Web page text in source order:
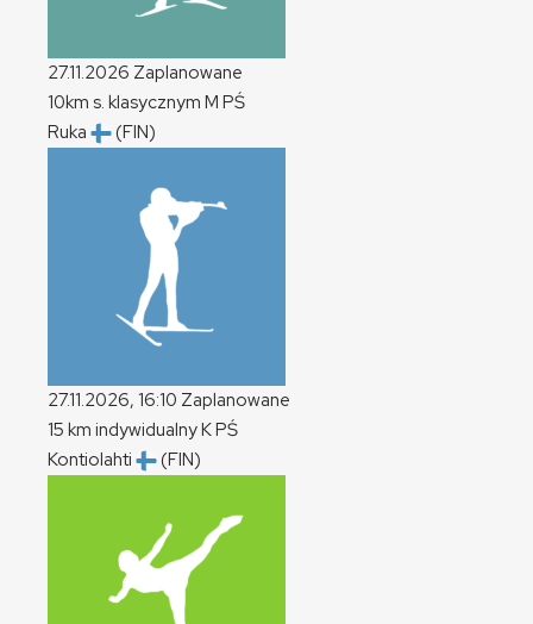
27.11.2026 Zaplanowane
10km s. klasycznym M PŚ
Ruka
(FIN)
27.11.2026, 16:10 Zaplanowane
15 km indywidualnyKPŚ
Kontiolahti
(FIN)